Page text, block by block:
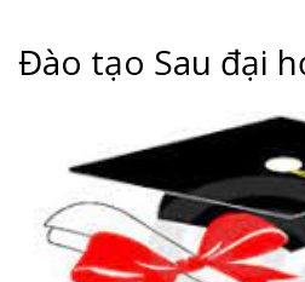
Đào tạo Sau đại